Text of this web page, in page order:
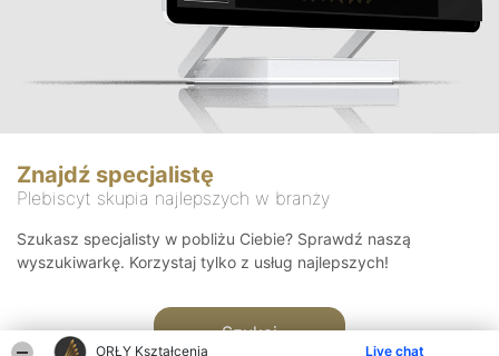
ORŁY Kształcenia Live chat
Znajdź specjalistę
Plebiscyt skupia najlepszych w branży
Szukasz specjalisty w pobliżu Ciebie? Sprawdź naszą
wyszukiwarkę. Korzystaj tylko z usług najlepszych!
Szukaj